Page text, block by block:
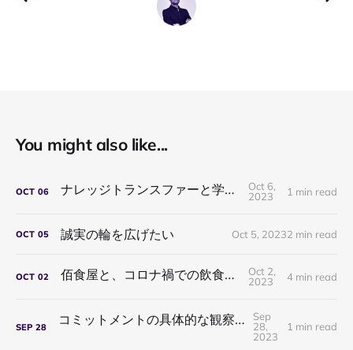
You might also like...
OCT 06 ナレッジトランスファーと学習の種類
Oct 6,
2023
1 min read
OCT 05 誠実の輪を広げたい Oct 5, 20232 min read
OCT 02 佰食屋と、コロナ禍での飲食業の破綻
Oct 2,
2023
4 min read
SEP 28 コミットメントの具体的な観察方法の一考察
Sep
28,
2023
1 min read